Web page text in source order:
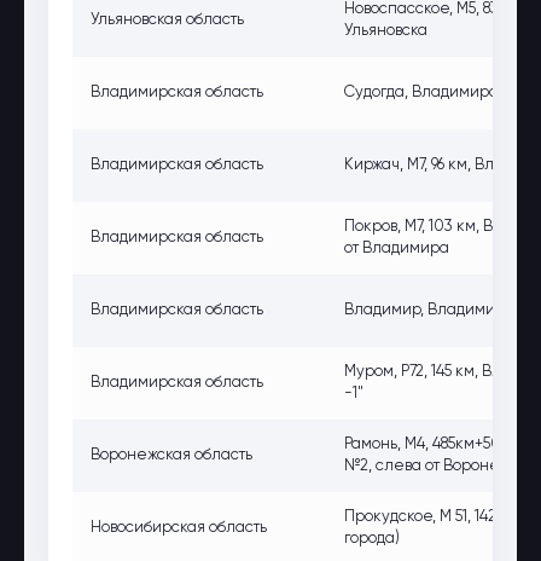
Ульяновская область
Новоспасское, М5, 837
Ульяновска
Владимирская область Судогда, Владимирская
Владимирская область Киржач, М7, 96 км,
Владимирская область
Покров, М7, 103 км,
от Владимира
Владимирская область Владимир,
Владимирская область
Муром, Р72, 145 км,
-1"
Воронежская область
Рамонь, М4, 485км+50м,
№2, слева от Воронежа
Новосибирская область
Прокудское, М 51, 1426
города)